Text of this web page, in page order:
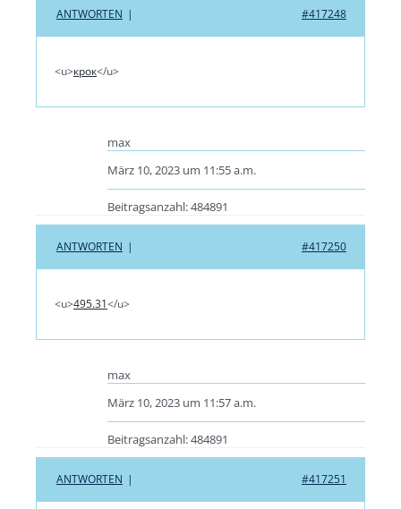
#417248
ANTWORTEN |
<u>крок</u>
max
März 10, 2023 um 11:55 a.m.
Beitragsanzahl: 484891
#417250
ANTWORTEN |
<u>495.31</u>
max
März 10, 2023 um 11:57 a.m.
Beitragsanzahl: 484891
#417251
ANTWORTEN |